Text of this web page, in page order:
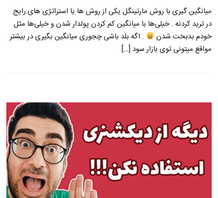
میانگین گیری با روش مارتینگل یکی از روش ها یا استراتژی های رایج
در ترید کردنه . خیلی‌ها با میانگین کم کردن پولدار شدن و خیلی‌ها مثل
خودم بدبخت شدن
. اگه بلد باشی چجوری میانگین بگیری در بیشتر
مواقع میتونی توی بازار سود […]